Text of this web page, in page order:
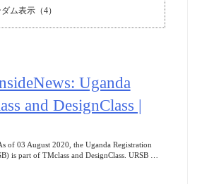
ム表示（4）
Uganda
and DesignClass |
03 August 2020, the Uganda Registration
is part of TMclass and DesignClass. URSB …